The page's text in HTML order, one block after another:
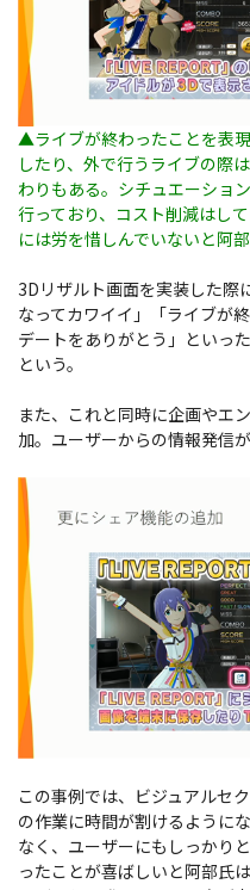
▲ライブが終わったことを表
したり、外で行うライブの際
わりもある。シチュエーショ
行っており、コスト削減はし
には労を惜しんでいないと阿部
3Dリザルト画面を実装した際
なってカワイイ」「ライブが
デートをありがとう」といっ
という。
また、これと同時に企画やエ
加。ユーザーからの情報発信
この事例では、ビジュアルセ
の作業に時間が割けるように
なく、ユーザーにもしっかり
ったことが喜ばしいと阿部氏